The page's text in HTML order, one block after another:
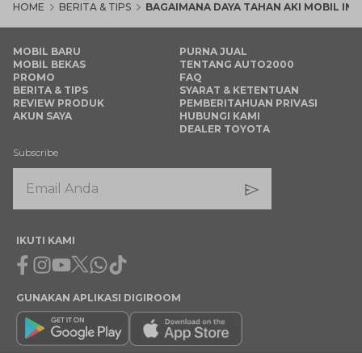
HOME BERITA & TIPS BAGAIMANA DAYA TAHAN AKI MOBIL
MOBIL BARU
MOBIL BEKAS
PROMO
BERITA & TIPS
REVIEW PRODUK
AKUN SAYA
PURNA JUAL
TENTANG AUTO2000
FAQ
SYARAT & KETENTUAN
PEMBERITAHUAN PRIVASI
HUBUNGI KAMI
DEALER TOYOTA
Subscribe
IKUTI KAMI
Facebook
Instagram
Youtube
X Whatsapp
Tiktok
GUNAKAN APLIKASI DIGIROOM